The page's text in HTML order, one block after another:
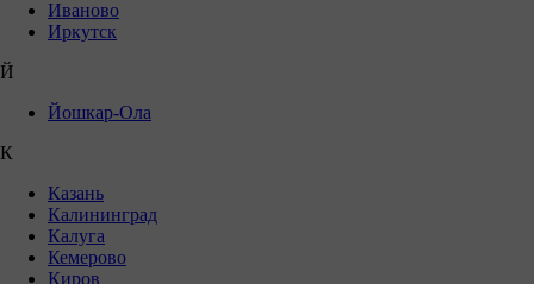
Иваново
Иркутск
Й
Йошкар-Ола
К
Казань
Калининград
Калуга
Кемерово
Киров